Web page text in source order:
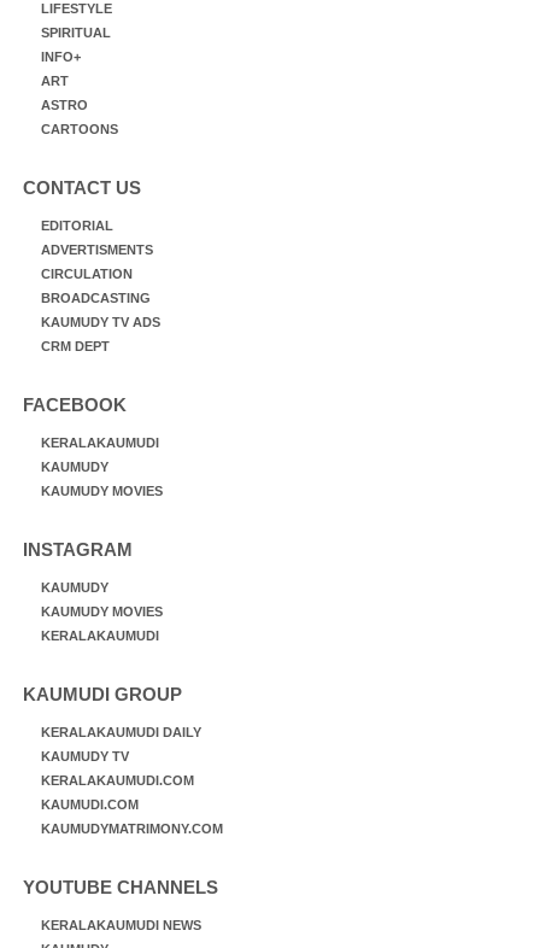
LIFESTYLE
SPIRITUAL
INFO+
ART
ASTRO
CARTOONS
CONTACT US
EDITORIAL
ADVERTISMENTS
CIRCULATION
BROADCASTING
KAUMUDY TV ADS
CRM DEPT
FACEBOOK
KERALAKAUMUDI
KAUMUDY
KAUMUDY MOVIES
INSTAGRAM
KAUMUDY
KAUMUDY MOVIES
KERALAKAUMUDI
KAUMUDI GROUP
KERALAKAUMUDI DAILY
KAUMUDY TV
KERALAKAUMUDI.COM
KAUMUDI.COM
KAUMUDYMATRIMONY.COM
YOUTUBE CHANNELS
KERALAKAUMUDI NEWS